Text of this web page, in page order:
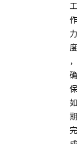
工
作
力
度
，
确
保
如
期
完